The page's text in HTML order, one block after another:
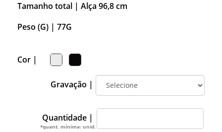
Tamanho total | Alça 96,8 cm
Peso (G) | 77G
Cor |
Gravação |
Quantidade |
*quant. mínima: unid.